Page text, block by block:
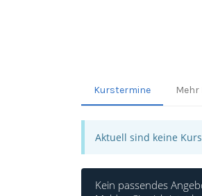
Kurstermine Mehr
Aktuell sind keine
Kein passendes